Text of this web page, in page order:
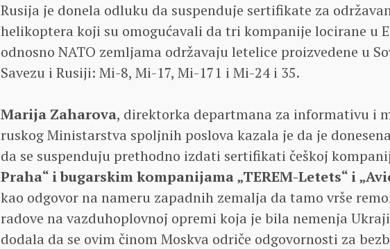
Rusija je donela odluku da suspenduje sertifikate za
helikoptera koji su omogućavali da tri kompanije locirane u
odnosno NATO zemljama održavaju letelice proizvedene u
Savezu i Rusiji: Mi-8, Mi-17, Mi-171 i Mi-24 i 35.
Marija Zaharova, direktorka departmana za informativu i
ruskog Ministarstva spoljnih poslova kazala je da je
da se suspenduju prethodno izdati sertifikati češkoj
Praha“ i bugarskim kompanijama „TEREM-Letets“ i
kao odgovor na nameru zapadnih zemalja da tamo vrše
radove na vazduhoplovnoj opremi koja je bila nemenja
dodala da se ovim činom Moskva odriče odgovornosti za